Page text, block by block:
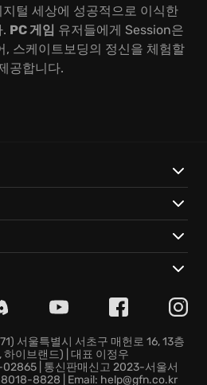
털 세상에 성공적으로 이식한
PC 게임 유저들에게 Session은
, 스케이트보딩의 정신을 체험할
공합니다.
서울특별시 서초구 매헌로 16, 13층
하이브랜드) | 대표 이정우
| 통신판매신고 2023-서울서
8828 | Email: help@gfn.co.kr